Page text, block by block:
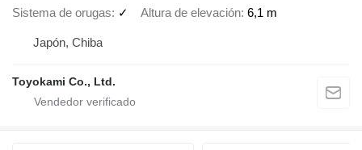
Sistema de orugas
✓ Altura de elevación 6,1 m
Japón, Chiba
Toyokami Co., Ltd.